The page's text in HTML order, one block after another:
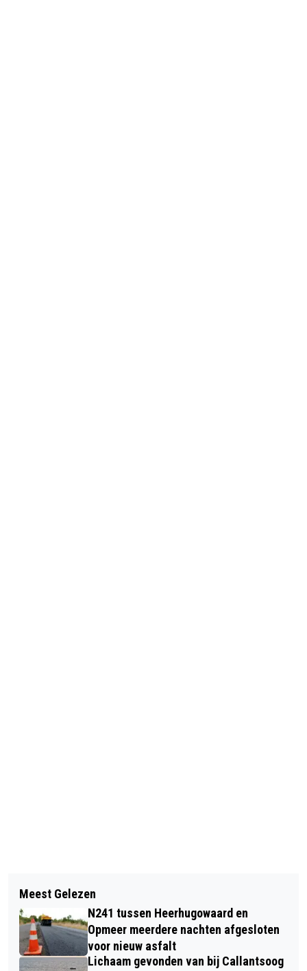
NS VERSOBERT DIENSTREGELEING IN
NOORD-HOLLAND; ORGANISATIES
ROEPEN OP OM MANIFEST OPENBAAR
VERVOER TE ONDERTEKENEN
‘VICTORIE ON TOUR’ MET STERRE
WELDRING; OOK IN BEVERWIJK EN
HEEMSKERK
Meest Gelezen
N241 tussen Heerhugowaard en
Opmeer meerdere nachten afgesloten
voor nieuw asfalt
Lichaam gevonden van bij Callantsoog